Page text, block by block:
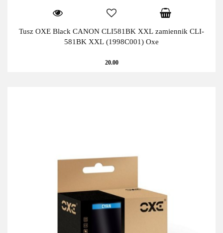
Tusz OXE Black CANON CLI581BK XXL zamiennik CLI-
581BK XXL (1998C001) Oxe
20.00